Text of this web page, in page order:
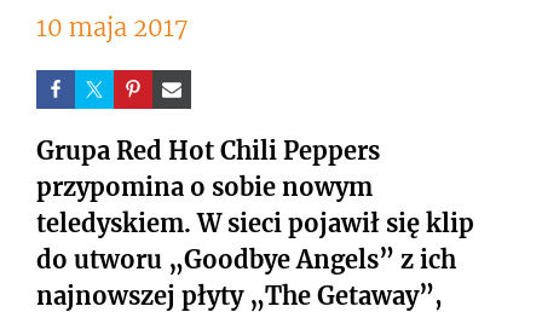
10 maja 2017
Grupa Red Hot Chili Peppers
przypomina o sobie nowym
teledyskiem. W sieci pojawił się klip
do utworu „Goodbye Angels” z ich
najnowszej płyty „The Getaway”,